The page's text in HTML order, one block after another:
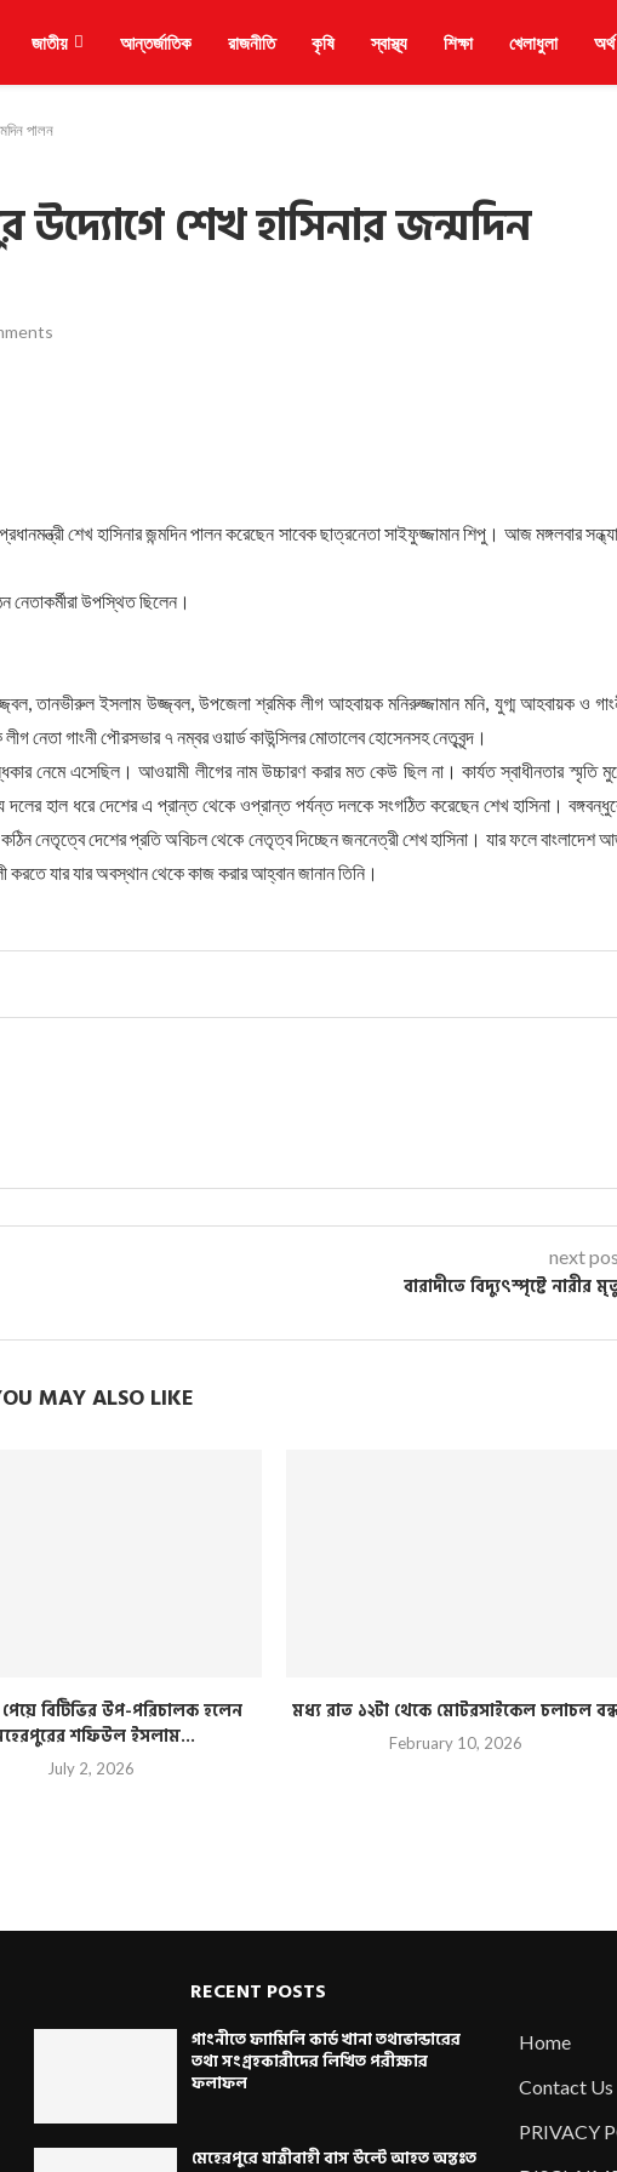
জাতীয় আন্তর্জাতিক রাজনীতি কৃষি স্বাস্থ্য শিক্ষা খেলাধুলা
পালন
উদ্যোগে শেখ হাসিনার জন্মদিন
শেখ হাসিনার জন্মদিন পালন করেছেন সাবেক ছাত্রনেতা সাইফুজ্জামান শিপু। আজ মঙ্গলবার
নেতাকর্মীরা উপস্থিত ছিলেন।
তানভীরুল ইসলাম উজ্জ্বল, উপজেলা শ্রমিক লীগ আহবায়ক মনিরুজ্জামান মনি, যুগ্ম আহবায়ক ও
নেতা গাংনী পৌরসভার ৭ নম্বর ওয়ার্ড কাউন্সিলর মোতালেব হোসেনসহ নেতৃবৃন্দ।
নেমে এসেছিল। আওয়ামী লীগের নাম উচ্চারণ করার মত কেউ ছিল না। কার্যত স্বাধীনতার স্মৃতি
দলের হাল ধরে দেশের এ প্রান্ত থেকে ওপ্রান্ত পর্যন্ত দলকে সংগঠিত করেছেন শেখ হাসিনা।
নেতৃত্বে দেশের প্রতি অবিচল থেকে নেতৃত্ব দিচ্ছেন জননেত্রী শেখ হাসিনা। যার ফলে বাংলাদেশ
করতে যার যার অবস্থান থেকে কাজ করার আহ্বান জানান তিনি।
next
বারাদীতে বিদ্যুৎস্পৃষ্টে নারীর
MAY ALSO LIKE
পেয়ে বিটিভির উপ-পরিচালক হলেন
শফিউল ইসলাম...
July 2, 2026
মধ্য রাত ১২টা থেকে মোটরসাইকেল চলাচল
February 10, 2026
RECENT POSTS
গাংনীতে ফ্যামিলি কার্ড খানা তথ্যভান্ডারের
তথ্য সংগ্রহকারীদের লিখিত পরীক্ষার
ফলাফল
মেহেরপুরে যাত্রীবাহী বাস উল্টে আহত অন্তঃত
Home
Contact Us
PRIVACY